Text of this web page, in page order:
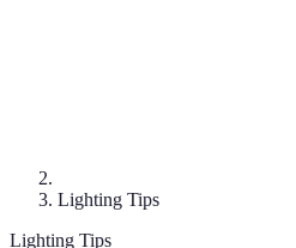
Lighting Tips
Lighting Tips